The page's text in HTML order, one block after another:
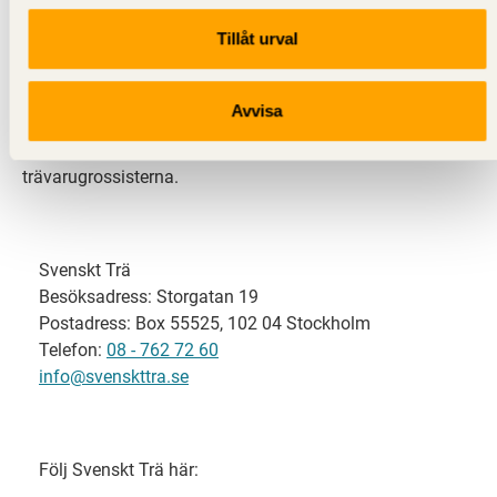
Tillåt urval
Avvisa
Svenskt Trä representerar svensk sågverksindustri
och är en del av branschorganisationen
svensk limträ-, KL-trä- och förpackningsindustri samt
trävarugrossisterna.
Svenskt Trä
Besöksadress: Storgatan 19
Postadress: Box 55525, 102 04 Stockholm
Telefon: 08 - 762 72 60
info@svenskttra.se
Följ Svenskt Trä här: